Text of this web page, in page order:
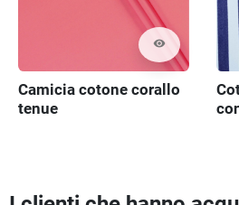
visibility
Camicia cotone corallo
tenue